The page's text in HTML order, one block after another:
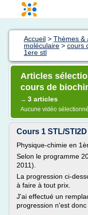
Accueil > Thèmes &
moléculaire > cours
1ere stl
Articles
cours de
→ 3 articles
Aucune vidéo
Cours 1 STL/
Physique-chimie en
Selon le programme
2011).
La progression ci-
à faire à tout prix.
J'ai effectué un
progression n'est donc